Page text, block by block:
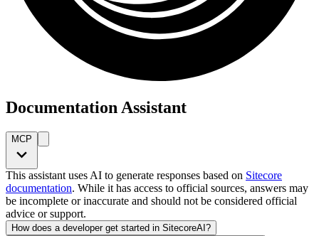
Documentation Assistant
MCP
This assistant uses AI to generate responses based on Sitecore
documentation. While it has access to official sources, answers may
be incomplete or inaccurate and should not be considered official
advice or support.
How does a developer get started in SitecoreAI?